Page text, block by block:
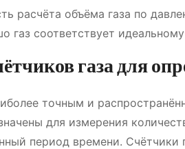
расчёта объёма газа по
газ соответствует
газа для
точным и
для измерения
период времени.